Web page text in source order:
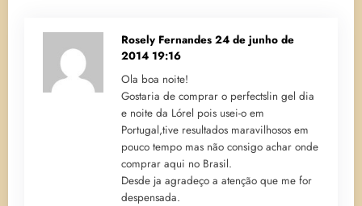
Rosely Fernandes 24 de junho de
2014 19:16
Ola boa noite!
Gostaria de comprar o perfectslin gel dia
e noite da Lórel pois usei-o em
Portugal,tive resultados maravilhosos em
pouco tempo mas não consigo achar onde
comprar aqui no Brasil.
Desde ja agradeço a atenção que me for
despensada.